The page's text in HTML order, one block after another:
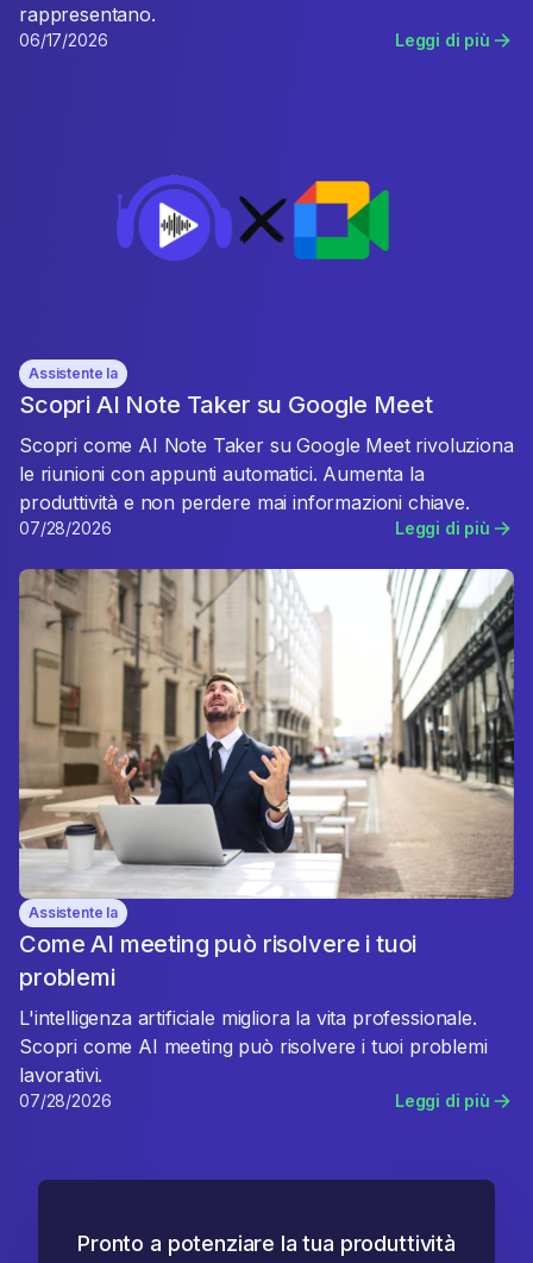
rappresentano.
06/17/2026 Leggi di più
Assistente Ia
Scopri AI Note Taker su Google Meet
Scopri come AI Note Taker su Google Meet rivoluziona
le riunioni con appunti automatici. Aumenta la
produttività e non perdere mai informazioni chiave.
07/28/2026 Leggi di più
Assistente Ia
Come AI meeting può risolvere i tuoi
problemi
L'intelligenza artificiale migliora la vita professionale.
Scopri come AI meeting può risolvere i tuoi problemi
lavorativi.
07/28/2026 Leggi di più
Pronto a potenziare la tua produttività